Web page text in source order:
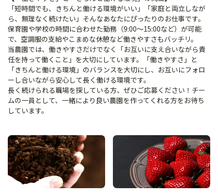
「短時間でも、きちんと働ける環境がいい」「家庭と両立しなが
ら、無理なく続けたい」そんなあなたにぴったりのお仕事です。
保育園や学校の時間に合わせた勤務（9:00〜15:00など）が可能
で、空調服の支給やこまめな休憩など働きやすさもバッチリ。
当農園では、働きやすさだけでなく「お互いに支え合いながら責
任を持って働くこと」を大切にしています。「働きやすさ」と
「きちんと働ける環境」のバランスを大切にし、お互いにフォロ
ーし合いながら安心して長く働ける環境です。
長く続けられる職場を探している方、ぜひご応募ください！チー
ムの一員として、一緒により良い農園を作ってくれる方をお待ち
しています。